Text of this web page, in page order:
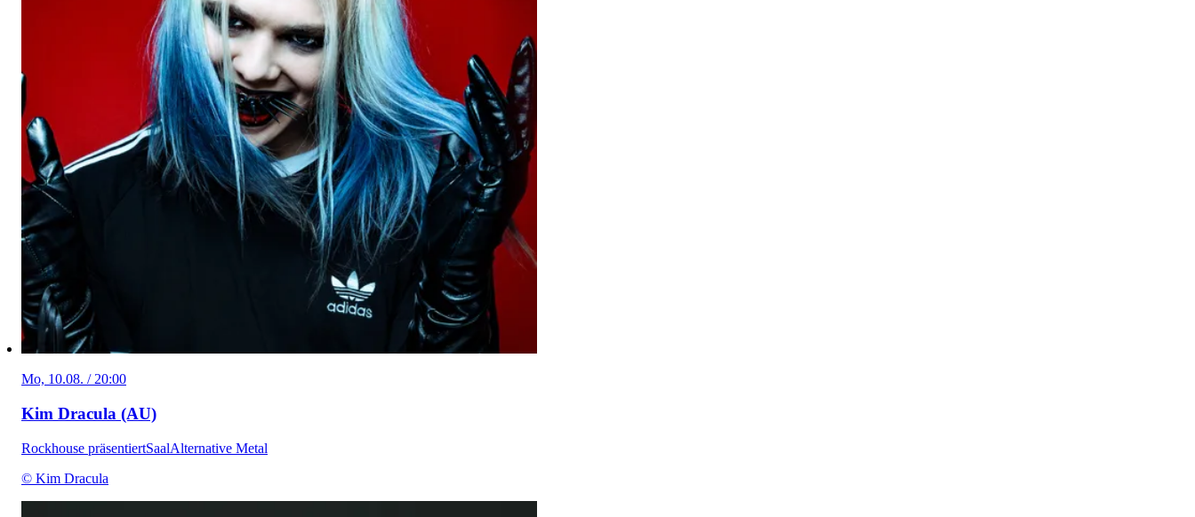
Mo, 10.08. / 20:00
Kim Dracula (AU)
Rockhouse präsentiertSaalAlternative Metal
© Kim Dracula